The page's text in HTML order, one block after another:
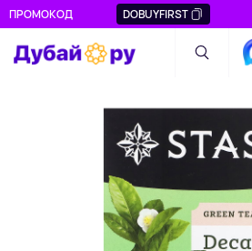
ПРОМОКОД DOBUYFIRST